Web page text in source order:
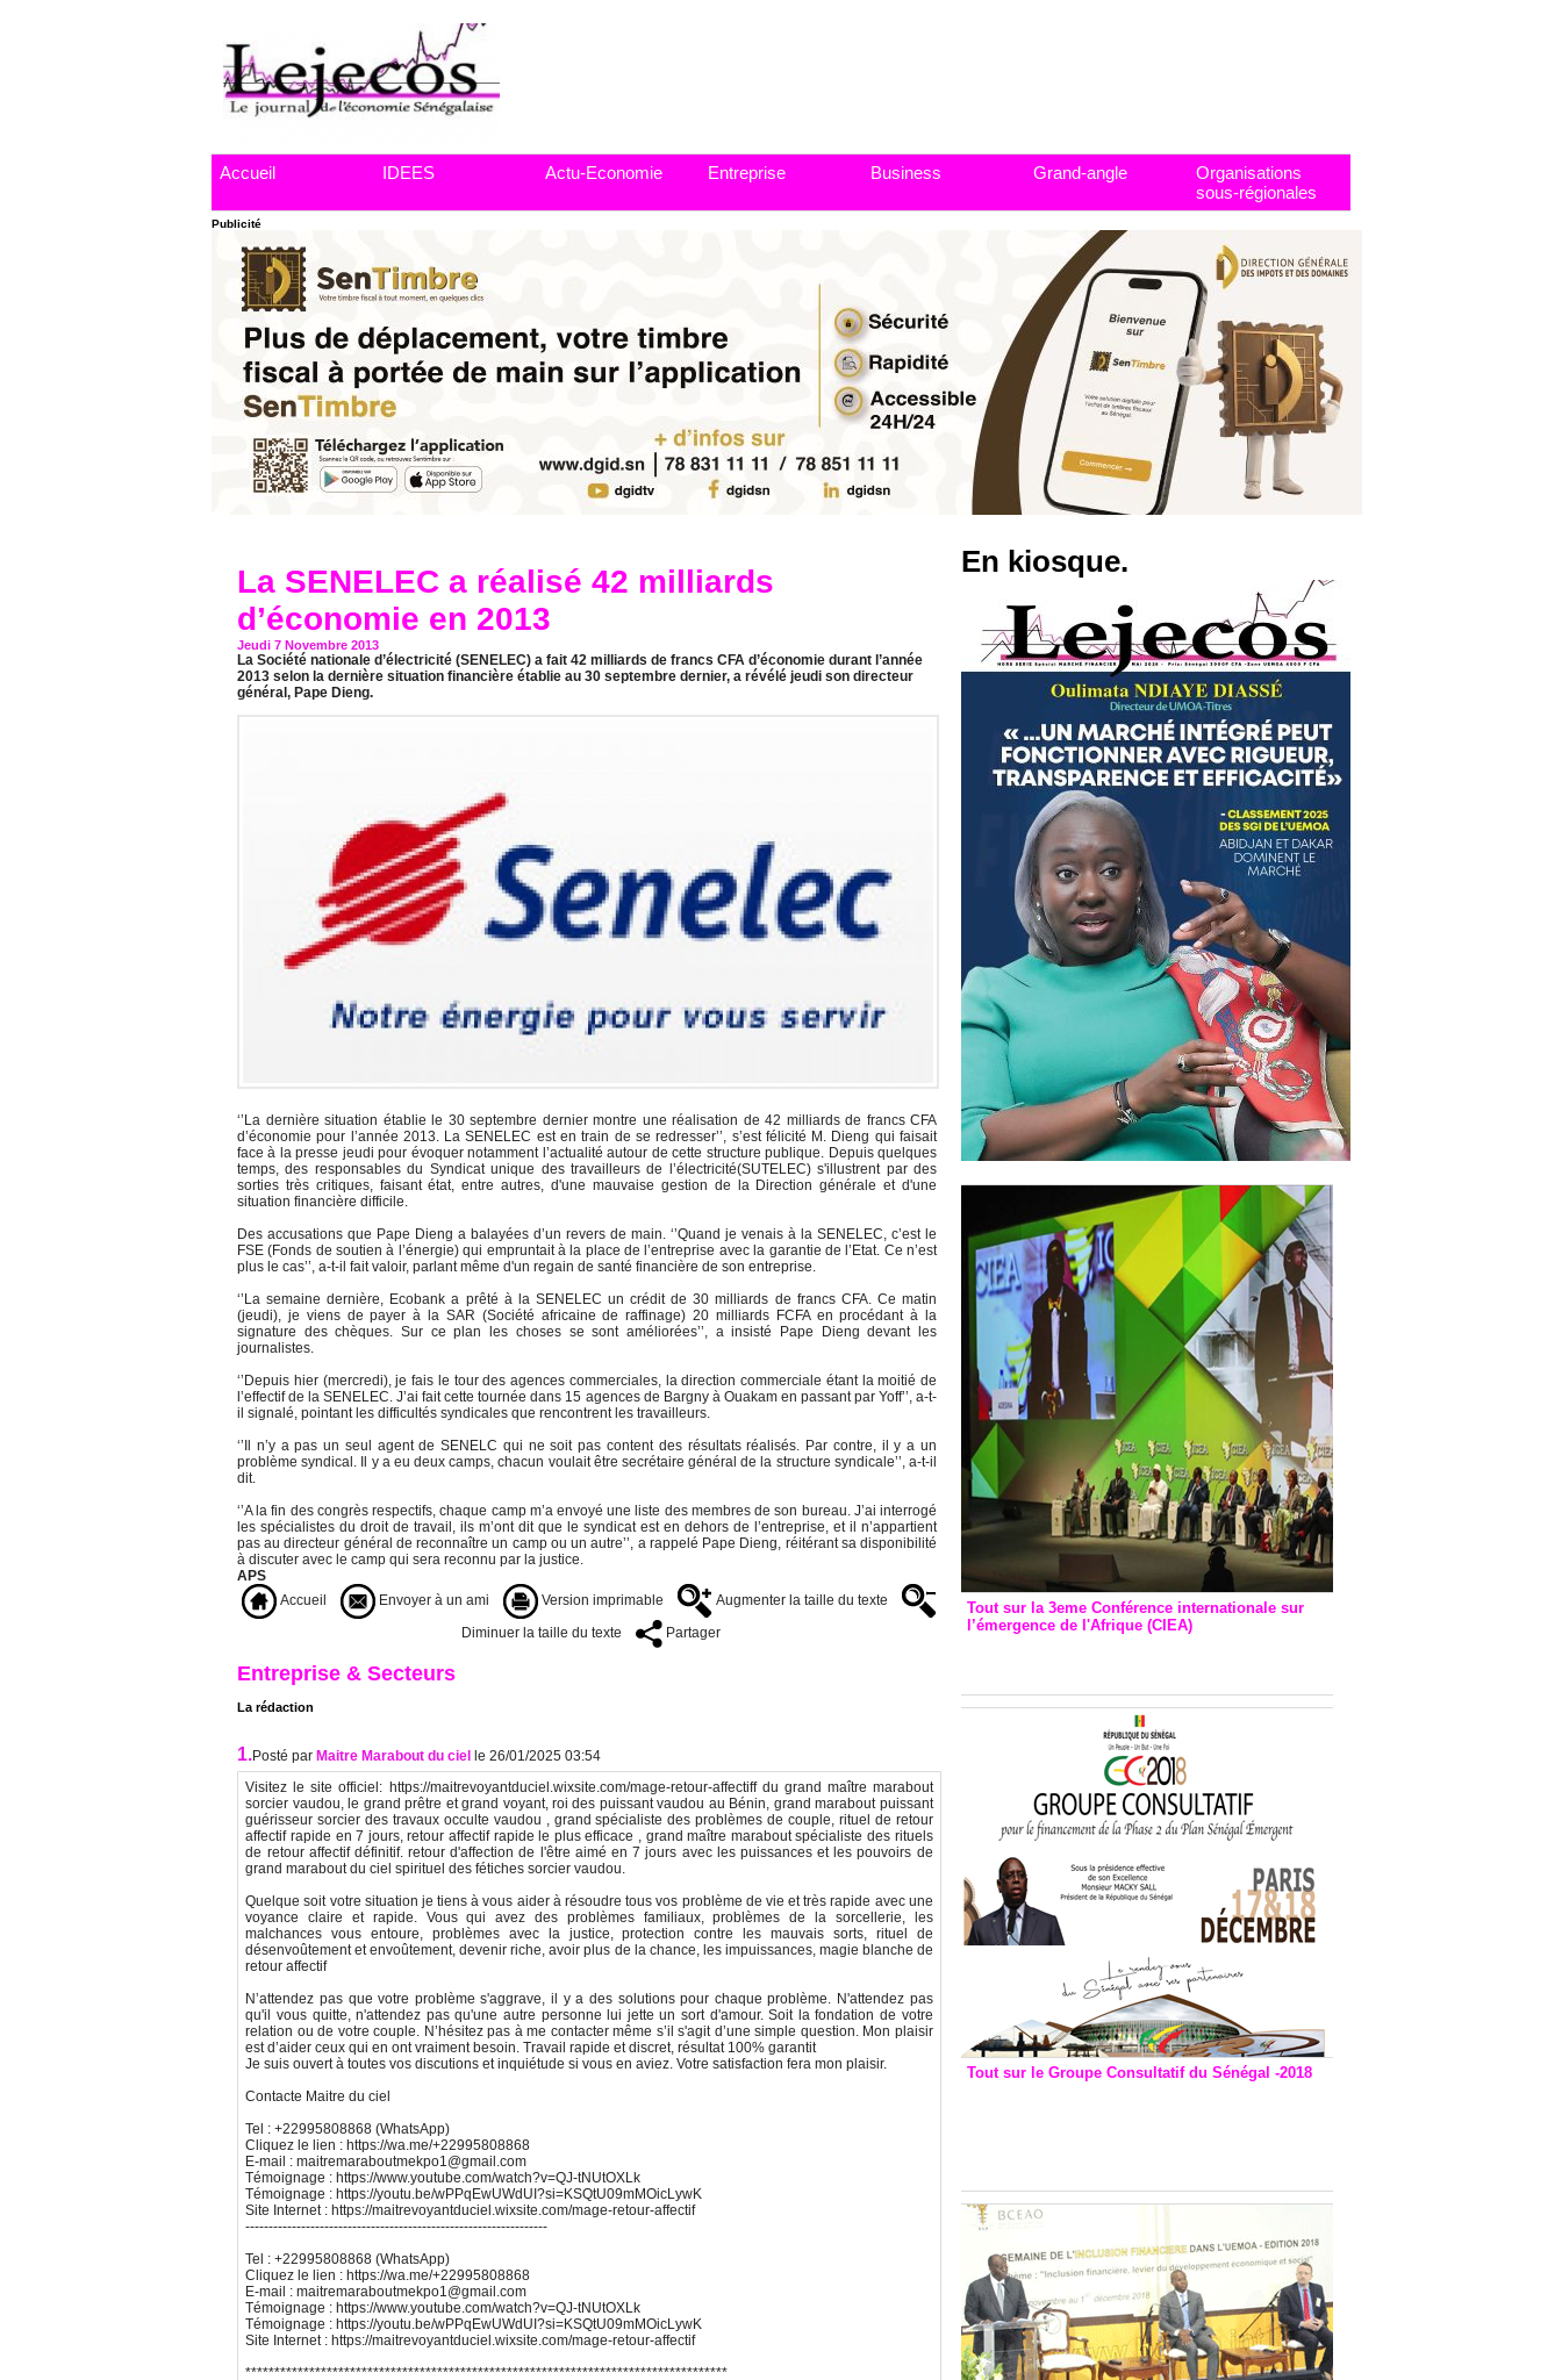
Accueil IDEES Actu-Economie Entreprise Business Grand-angle
Organisations
sous-régionales
Publicité
La SENELEC a réalisé 42 milliards
d’économie en 2013
Jeudi 7 Novembre 2013
La Société nationale d’électricité (SENELEC) a fait 42 milliards de francs CFA d’économie durant l’année
2013 selon la dernière situation financière établie au 30 septembre dernier, a révélé jeudi son directeur
général, Pape Dieng.
‘’La dernière situation établie le 30 septembre dernier montre une réalisation de 42 milliards de francs CFA
d’économie pour l’année 2013. La SENELEC est en train de se redresser’’, s’est félicité M. Dieng qui faisait
face à la presse jeudi pour évoquer notamment l’actualité autour de cette structure publique. Depuis quelques
temps, des responsables du Syndicat unique des travailleurs de l’électricité(SUTELEC) s'illustrent par des
sorties très critiques, faisant état, entre autres, d'une mauvaise gestion de la Direction générale et d'une
situation financière difficile.
Des accusations que Pape Dieng a balayées d’un revers de main. ‘’Quand je venais à la SENELEC, c’est le
FSE (Fonds de soutien à l’énergie) qui empruntait à la place de l’entreprise avec la garantie de l’Etat. Ce n’est
plus le cas’’, a-t-il fait valoir, parlant même d'un regain de santé financière de son entreprise.
‘’La semaine dernière, Ecobank a prêté à la SENELEC un crédit de 30 milliards de francs CFA. Ce matin
(jeudi), je viens de payer à la SAR (Société africaine de raffinage) 20 milliards FCFA en procédant à la
signature des chèques. Sur ce plan les choses se sont améliorées’’, a insisté Pape Dieng devant les
journalistes.
‘’Depuis hier (mercredi), je fais le tour des agences commerciales, la direction commerciale étant la moitié de
l’effectif de la SENELEC. J’ai fait cette tournée dans 15 agences de Bargny à Ouakam en passant par Yoff’’, a-t-
il signalé, pointant les difficultés syndicales que rencontrent les travailleurs.
‘’Il n’y a pas un seul agent de SENELC qui ne soit pas content des résultats réalisés. Par contre, il y a un
problème syndical. Il y a eu deux camps, chacun voulait être secrétaire général de la structure syndicale’’, a-t-il
dit.
‘’A la fin des congrès respectifs, chaque camp m’a envoyé une liste des membres de son bureau. J’ai interrogé
les spécialistes du droit de travail, ils m’ont dit que le syndicat est en dehors de l’entreprise, et il n’appartient
pas au directeur général de reconnaître un camp ou un autre’’, a rappelé Pape Dieng, réitérant sa disponibilité
à discuter avec le camp qui sera reconnu par la justice.
APS
Accueil
Envoyer à un ami Version imprimable
Augmenter la taille du texte
Diminuer la taille du texte
Partager
Entreprise & Secteurs
La rédaction
1.Posté par Maitre Marabout du ciel
le 26/01/2025 03:54
Visitez le site officiel: https://maitrevoyantduciel.wixsite.com/mage-retour-affectiff du grand maître marabout
sorcier vaudou, le grand prêtre et grand voyant, roi des puissant vaudou au Bénin, grand marabout puissant
guérisseur sorcier des travaux occulte vaudou , grand spécialiste des problèmes de couple, rituel de retour
affectif rapide en 7 jours, retour affectif rapide le plus efficace , grand maître marabout spécialiste des rituels
de retour affectif définitif. retour d'affection de l'être aimé en 7 jours avec les puissances et les pouvoirs de
grand marabout du ciel spirituel des fétiches sorcier vaudou.
Quelque soit votre situation je tiens à vous aider à résoudre tous vos problème de vie et très rapide avec une
voyance claire et rapide. Vous qui avez des problèmes familiaux, problèmes de la sorcellerie, les
malchances vous entoure, problèmes avec la justice, protection contre les mauvais sorts, rituel de
désenvoûtement et envoûtement, devenir riche, avoir plus de la chance, les impuissances, magie blanche de
retour affectif
N’attendez pas que votre problème s'aggrave, il y a des solutions pour chaque problème. N'attendez pas
qu'il vous quitte, n'attendez pas qu'une autre personne lui jette un sort d'amour. Soit la fondation de votre
relation ou de votre couple. N’hésitez pas à me contacter même s’il s'agit d’une simple question. Mon plaisir
est d’aider ceux qui en ont vraiment besoin. Travail rapide et discret, résultat 100% garantit
Je suis ouvert à toutes vos discutions et inquiétude si vous en aviez. Votre satisfaction fera mon plaisir.
Contacte Maitre du ciel
Tel : +22995808868 (WhatsApp)
Cliquez le lien : https://wa.me/+22995808868
E-mail : maitremaraboutmekpo1@gmail.com
Témoignage : https://www.youtube.com/watch?v=QJ-tNUtOXLk
Témoignage : https://youtu.be/wPPqEwUWdUI?si=KSQtU09mMOicLywK
Site Internet : https://maitrevoyantduciel.wixsite.com/mage-retour-affectif
-----------------------------------------------------------------
Tel : +22995808868 (WhatsApp)
Cliquez le lien : https://wa.me/+22995808868
E-mail : maitremaraboutmekpo1@gmail.com
Témoignage : https://www.youtube.com/watch?v=QJ-tNUtOXLk
Témoignage : https://youtu.be/wPPqEwUWdUI?si=KSQtU09mMOicLywK
Site Internet : https://maitrevoyantduciel.wixsite.com/mage-retour-affectif
***********************************************************************************
En kiosque.
Tout sur la 3eme Conférence internationale sur
l’émergence de l'Afrique (CIEA)
Tout sur le Groupe Consultatif du Sénégal -2018